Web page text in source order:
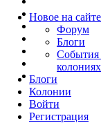
Новое на сайте
Форум
Блоги
События
колониях
Блоги
Колонии
Войти
Peгиcтpaция